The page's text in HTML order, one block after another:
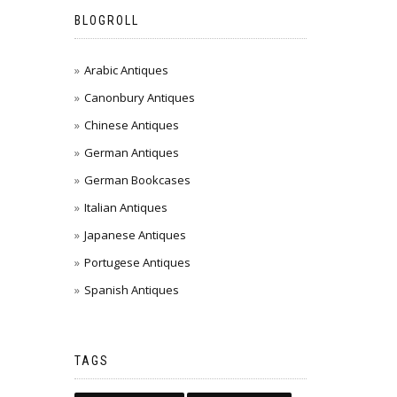
BLOGROLL
Arabic Antiques
Canonbury Antiques
Chinese Antiques
German Antiques
German Bookcases
Italian Antiques
Japanese Antiques
Portugese Antiques
Spanish Antiques
TAGS